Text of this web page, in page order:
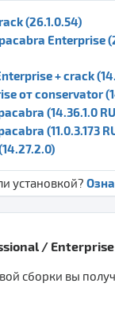
(26.1.0.54)
Enterprise
+ crack
от conservator
(14.36.1.0
(11.0.3.173
установкой?
/
сборки вы